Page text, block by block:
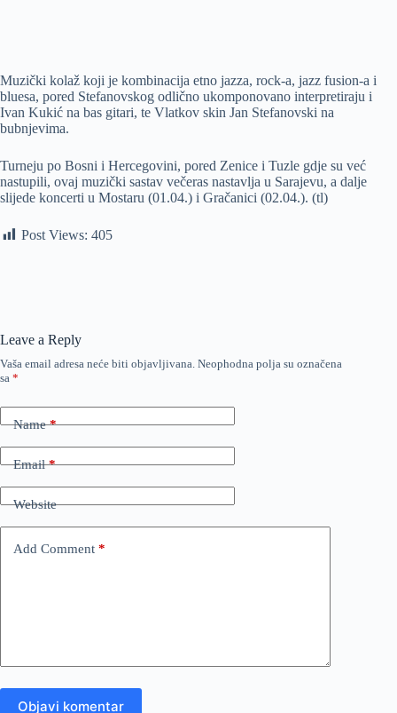
Muzički kolaž koji je kombinacija etno jazza, rock-a, jazz fusion-a i
bluesa, pored Stefanovskog odlično ukomponovano interpretiraju i
Ivan Kukić na bas gitari, te Vlatkov skin Jan Stefanovski na
bubnjevima.
Turneju po Bosni i Hercegovini, pored Zenice i Tuzle gdje su već
nastupili, ovaj muzički sastav večeras nastavlja u Sarajevu, a dalje
slijede koncerti u Mostaru (01.04.) i Gračanici (02.04.). (tl)
Post Views: 405
Leave a Reply
Vaša email adresa neće biti objavljivana. Neophodna polja su označena
sa *
Name*
Email*
Website
Add Comment *
Objavi komentar